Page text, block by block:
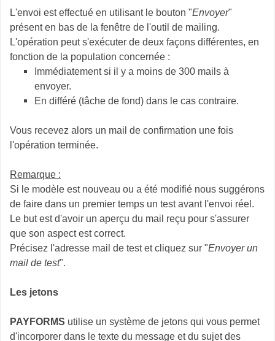
L'envoi est effectué en utilisant le bouton "Envoyer"
présent en bas de la fenêtre de l'outil de mailing.
L'opération peut s'exécuter de deux façons différentes, en
fonction de la population concernée :
Immédiatement si il y a moins de 300 mails à
envoyer.
En différé (tâche de fond) dans le cas contraire.
Vous recevez alors un mail de confirmation une fois
l'opération terminée.
Remarque :
Si le modèle est nouveau ou a été modifié nous suggérons
de faire dans un premier temps un test avant l'envoi réel.
Le but est d'avoir un aperçu du mail reçu pour s'assurer
que son aspect est correct.
Précisez l'adresse mail de test et cliquez sur "Envoyer un
mail de test".
Les jetons
PAYFORMS utilise un système de jetons qui vous permet
d'incorporer dans le texte du message et du sujet des